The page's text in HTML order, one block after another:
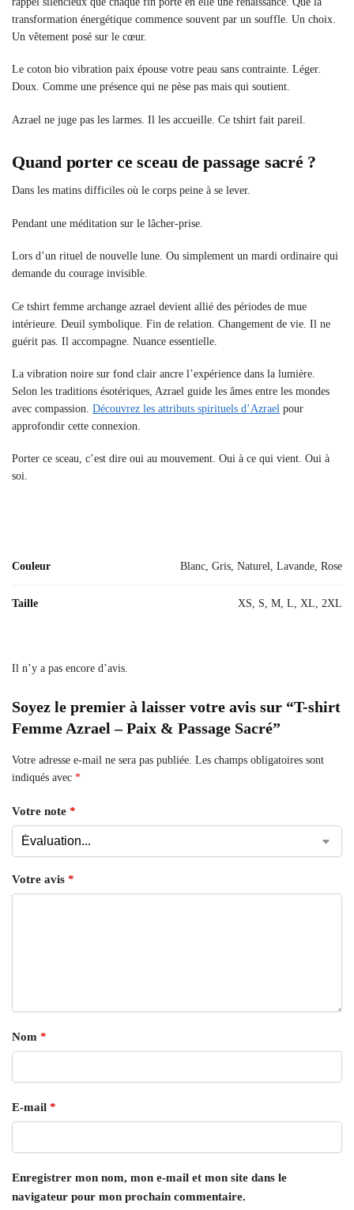
transformation énergétique commence souvent par un souffle. Un choix.
Un vêtement posé sur le cœur.
Le coton bio vibration paix épouse votre peau sans contrainte. Léger.
Doux. Comme une présence qui ne pèse pas mais qui soutient.
Azrael ne juge pas les larmes. Il les accueille. Ce tshirt fait pareil.
Quand porter ce sceau de passage sacré ?
Dans les matins difficiles où le corps peine à se lever.
Pendant une méditation sur le lâcher-prise.
Lors d’un rituel de nouvelle lune. Ou simplement un mardi ordinaire qui
demande du courage invisible.
Ce tshirt femme archange azrael devient allié des périodes de mue
intérieure. Deuil symbolique. Fin de relation. Changement de vie. Il ne
guérit pas. Il accompagne. Nuance essentielle.
La vibration noire sur fond clair ancre l’expérience dans la lumière.
Selon les traditions ésotériques, Azrael guide les âmes entre les mondes
avec compassion. Découvrez les attributs spirituels d’Azrael pour
approfondir cette connexion.
Porter ce sceau, c’est dire oui au mouvement. Oui à ce qui vient. Oui à
soi.
Couleur Blanc, Gris, Naturel, Lavande, Rose
Taille XS, S, M, L, XL, 2XL
Il n’y a pas encore d’avis.
Soyez le premier à laisser votre avis sur “T-shirt
Femme Azrael – Paix & Passage Sacré”
Votre adresse e-mail ne sera pas publiée. Les champs obligatoires sont
indiqués avec *
Votre note *
Votre avis *
Nom *
E-mail *
Enregistrer mon nom, mon e-mail et mon site dans le
navigateur pour mon prochain commentaire.